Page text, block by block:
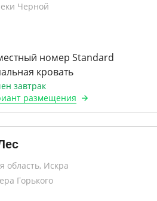
Черной
номер Standard
кровать
завтрак
размещения
область, Искра
Горького